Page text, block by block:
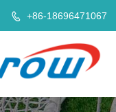
 +86-18696471067